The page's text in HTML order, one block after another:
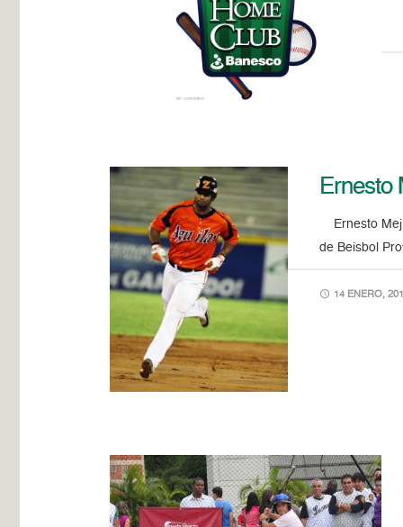
Ernesto
Ernesto
de Beisbol
14 ENERO,